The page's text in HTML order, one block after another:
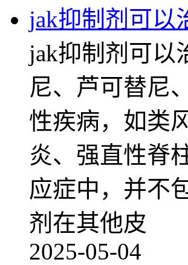
jak抑制剂可以
jak抑制剂可以
尼、芦可替尼
性疾病，如类
炎、强直性脊
应症中，并不
剂在其他皮
2025-05-04